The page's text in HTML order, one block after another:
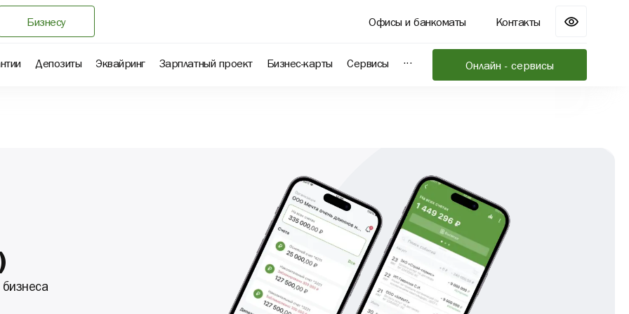
Бизнесу Офисы и банкоматы Контакты
Депозиты Эквайринг Зарплатный проект Бизнес-карты Сервисы ... Онлайн - сервисы